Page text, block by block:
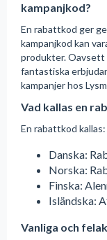
kampanjkod?
En rabattkod ger
kampanjkod kan
produkter. Oavsett
fantastiska
kampanjer hos
Vad kallas en
En rabattkod kallas:
Danska:
Norska:
Finska:
Isländska:
Vanliga och